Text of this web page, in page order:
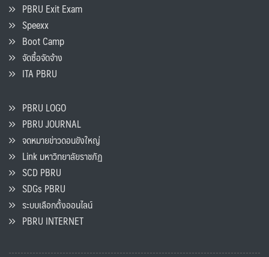
PBRU Exit Exam
Speexx
Boot Camp
จัดซื้อจัดจ้าง
ITA PBRU
PBRU LOGO
PBRU JOURNAL
จดหมายข่าวดอนขังใหญ่
Link มหาวิทยาลัยราชภัฏ
SCD PBRU
SDGs PBRU
ระบบเลือกตั้งออนไลน์
PBRU INTERNET